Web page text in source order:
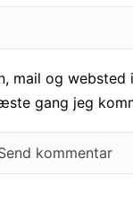
mail og websted
gang jeg